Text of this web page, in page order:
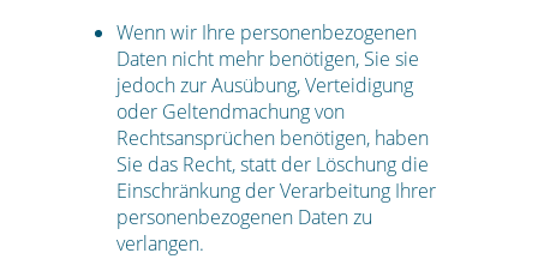
Wenn wir Ihre personenbezogenen
Daten nicht mehr benötigen, Sie sie
jedoch zur Ausübung, Verteidigung
oder Geltendmachung von
Rechtsansprüchen benötigen, haben
Sie das Recht, statt der Löschung die
Einschränkung der Verarbeitung Ihrer
personenbezogenen Daten zu
verlangen.